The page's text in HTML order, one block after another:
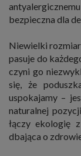
bezpieczna dla
Niewielki
pasuje do
czyni go
się, że
uspokajamy –
naturalnej
łączy ekologię
dbająca o